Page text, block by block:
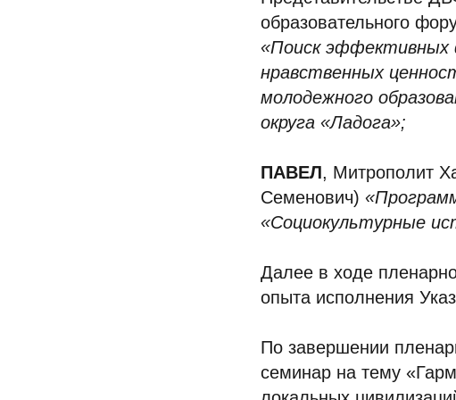
образовательного
«Поиск эффективных
нравственных
молодежного
округа «Ладога»;
ПАВЕЛ, Митрополит
Семенович)
«Социокультурные
Далее в ходе
опыта исполнения
По завершении
семинар на тему